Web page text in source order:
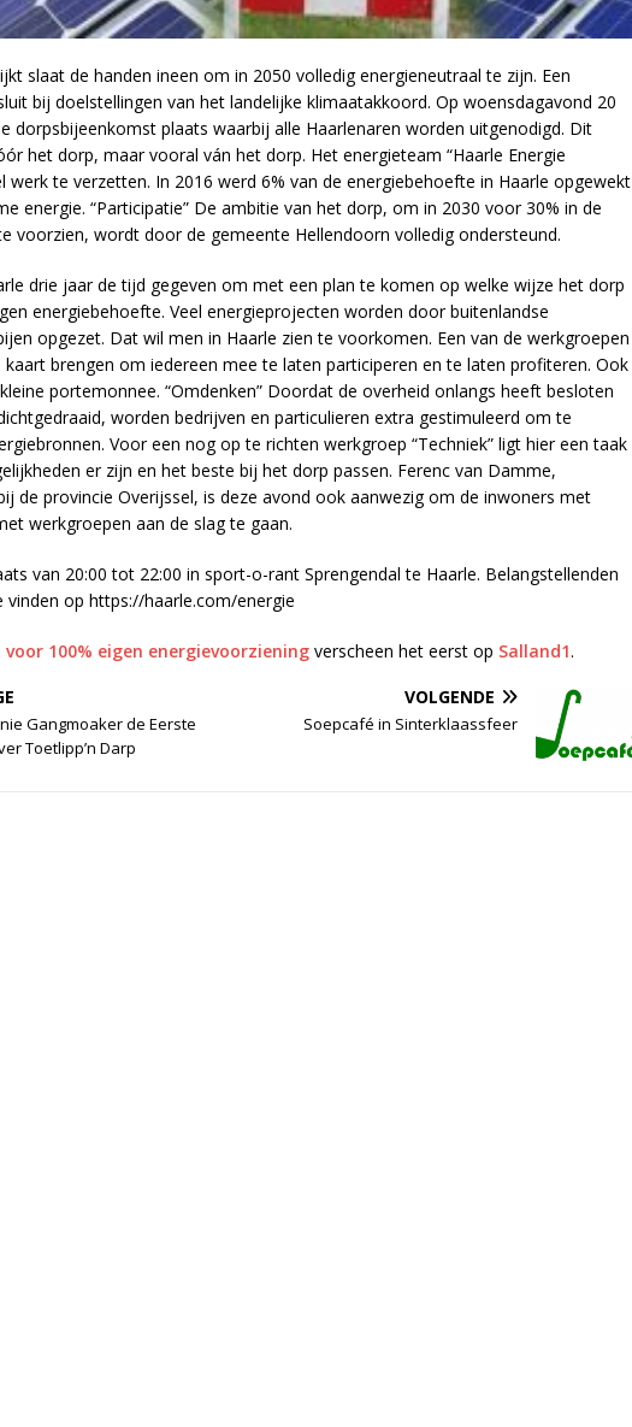
slaat de handen ineen om in 2050 volledig energieneutraal te zijn. Een
bij doelstellingen van het landelijke klimaatakkoord. Op woensdagavond 20
dorpsbijeenkomst plaats waarbij alle Haarlenaren worden uitgenodigd. Dit
het dorp, maar vooral ván het dorp. Het energieteam “Haarle Energie
werk te verzetten. In 2016 werd 6% van de energiebehoefte in Haarle opgewekt
energie. “Participatie” De ambitie van het dorp, om in 2030 voor 30% in de
voorzien, wordt door de gemeente Hellendoorn volledig ondersteund.
drie jaar de tijd gegeven om met een plan te komen op welke wijze het dorp
energiebehoefte. Veel energieprojecten worden door buitenlandse
opgezet. Dat wil men in Haarle zien te voorkomen. Een van de werkgroepen
kaart brengen om iedereen mee te laten participeren en te laten profiteren. Ook
portemonnee. “Omdenken” Doordat de overheid onlangs heeft besloten
worden bedrijven en particulieren extra gestimuleerd om te
Voor een nog op te richten werkgroep “Techniek” ligt hier een taak
er zijn en het beste bij het dorp passen. Ferenc van Damme,
de provincie Overijssel, is deze avond ook aanwezig om de inwoners met
werkgroepen aan de slag te gaan.
van 20:00 tot 22:00 in sport-o-rant Sprengendal te Haarle. Belangstellenden
op https://haarle.com/energie
100% eigen energievoorziening verscheen het eerst op Salland1.
Gangmoaker de Eerste
Toetlipp’n Darp
VOLGENDE
Soepcafé in Sinterklaassfeer